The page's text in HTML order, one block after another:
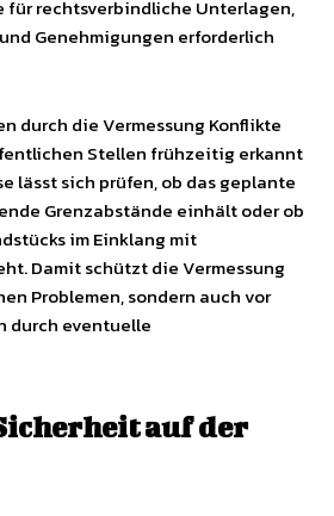
für rechtsverbindliche Unterlagen,
Genehmigungen erforderlich
durch die Vermessung Konflikte
Stellen frühzeitig erkannt
lässt sich prüfen, ob das geplante
Grenzabstände einhält oder ob
im Einklang mit
Damit schützt die Vermessung
Problemen, sondern auch vor
durch eventuelle
auf der